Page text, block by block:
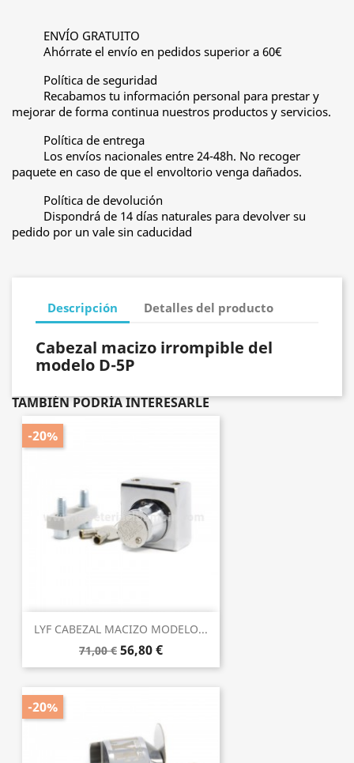
ENVÍO GRATUITO
Ahórrate el envío en pedidos superior a 60€
Política de seguridad
Recabamos tu información personal para prestar y
mejorar de forma continua nuestros productos y servicios.
Política de entrega
Los envíos nacionales entre 24-48h. No recoger
paquete en caso de que el envoltorio venga dañados.
Política de devolución
Dispondrá de 14 días naturales para devolver su
pedido por un vale sin caducidad
Descripción Detalles del producto
Cabezal macizo irrompible del
modelo D-5P
TAMBIÉN PODRÍA INTERESARLE
LYF CABEZAL MACIZO MODELO...
71,00 € 56,80 €
-20%
-20%